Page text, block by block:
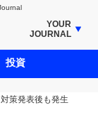
YOUR
JOURNAL
策発表後も発生
投資